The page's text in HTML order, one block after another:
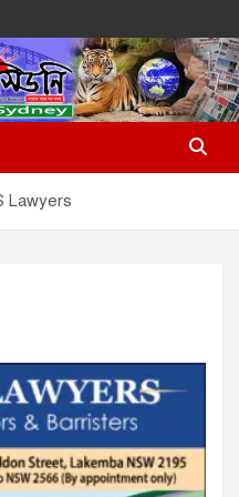
Newspaper In Australia
Lawyers